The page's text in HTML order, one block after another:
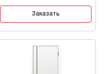
Заказать